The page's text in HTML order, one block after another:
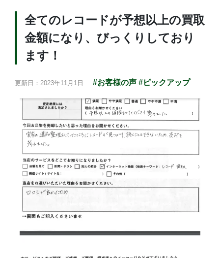
全てのレコードが予想以上の買取
金額になり、びっくりしており
ます！
更新日：2023年11月1日 #お客様の声 #ピックアップ